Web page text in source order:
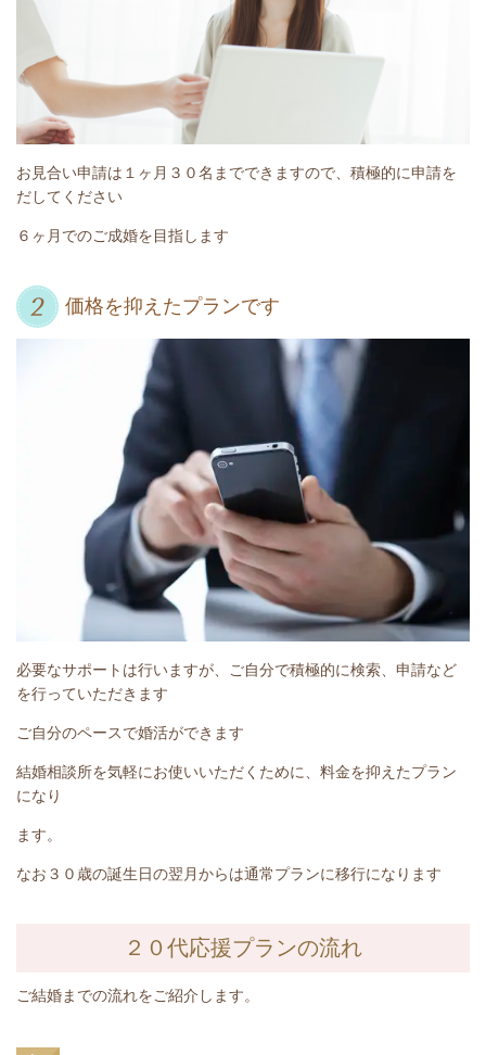
お見合い申請は１ヶ月３０名までできますので、積極的に申請を
だしてください
６ヶ月でのご成婚を目指します
価格を抑えたプランです
必要なサポートは行いますが、ご自分で積極的に検索、申請など
を行っていただきます
ご自分のペースで婚活ができます
結婚相談所を気軽にお使いいただくために、料金を抑えたプラン
になり
ます。
なお３０歳の誕生日の翌月からは通常プランに移行になります
２０代応援プランの流れ
ご結婚までの流れをご紹介します。